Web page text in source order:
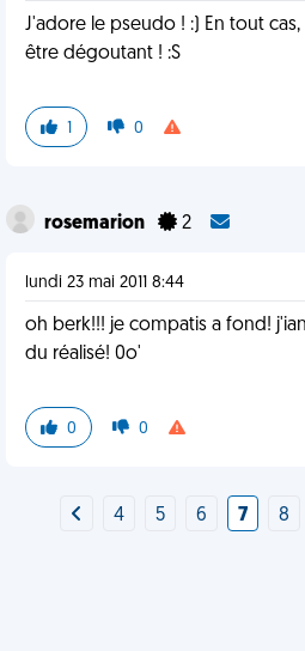
J'adore le pseudo ! :) En tout
être dégoutant ! :S
1 0
rosemarion 2
lundi 23 mai 2011 8:44
oh berk!!! je compatis a fond!
du réalisé! 0o'
0 0
4 5 6 7 8